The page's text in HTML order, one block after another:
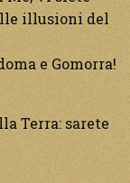
illusioni del
e Gomorra!
Terra: sarete